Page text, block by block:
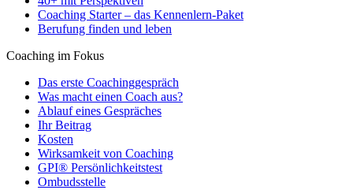
Coaching Starter – das Kennenlern-Paket
Berufung finden und leben
Coaching im Fokus
Das erste Coachinggespräch
Was macht einen Coach aus?
Ablauf eines Gespräches
Ihr Beitrag
Kosten
Wirksamkeit von Coaching
GPI® Persönlichkeitstest
Ombudsstelle